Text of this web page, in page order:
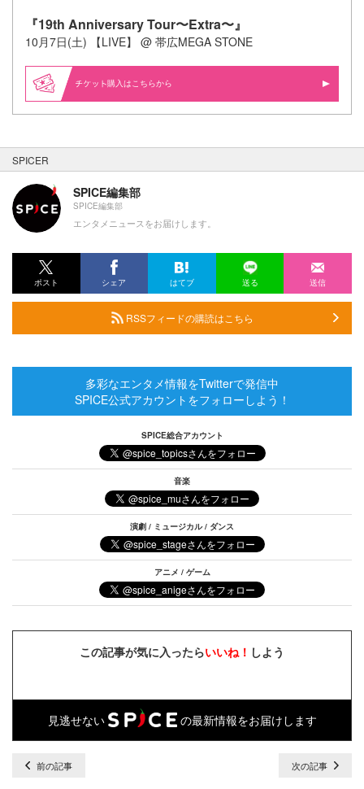
『19th Anniversary Tour〜Extra〜』
10月7日(土) 【LIVE】 @ 帯広MEGA STONE
購入はこちらから
SPICER
SPICE編集部
SPICE編集部
エンタメニュースをお届けします。
ポスト シェア はてブ 送る 送信
RSSフィードの購読はこちら
多彩なエンタメ情報をTwitterで発信中
SPICE公式アカウントをフォローしよう！
SPICE総合アカウント
音楽
演劇 / ミュージカル / ダンス
アニメ / ゲーム
この記事が気に入ったらいいね！ しよう
見逃せない の最新情報をお届けします
前の記事 次の記事